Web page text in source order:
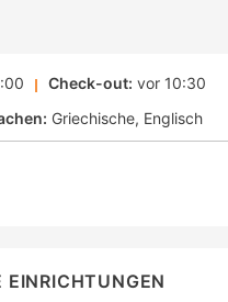
Check-out: vor 10:30
Griechische Englisch
EINRICHTUNGEN